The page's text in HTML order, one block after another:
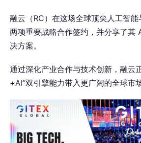
融云（RC）在这场全球顶尖人工智
两项重要战略合作签约，并分享了其
决方案。
通过深化产业合作与技术创新，融云
+AI”双引擎能力带入更广阔的全球市场